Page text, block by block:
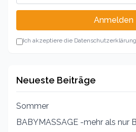
Anmelden
Ich akzeptiere die Datenschutzerklärung.
Neueste Beiträge
Sommer
BABYMASSAGE -mehr als nur